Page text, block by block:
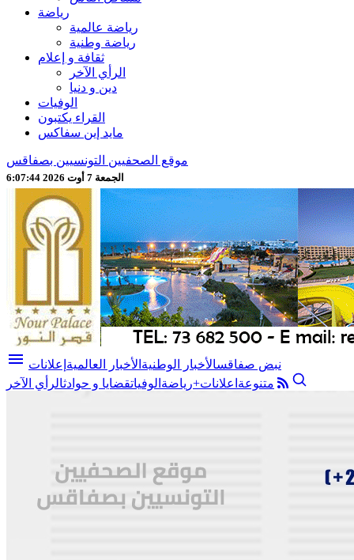
رياضة
رياضة عالمية
رياضة وطنية
ثقافة و إعلام
الرأي الآخر
دين و دنيا
الوفيات
القراء يكتبون
مايد إين سفاكس
موقع الصحفيين التونسيين بصفاقس
الجمعة 7 أوت 2026 6:07:46
menu نبض صفاقسالأخبار الوطنية الأخبار العالمية إعلانات
متنوعة اعلانات+رياضة الوفياتقضايا و حوادثالرأي الآخر